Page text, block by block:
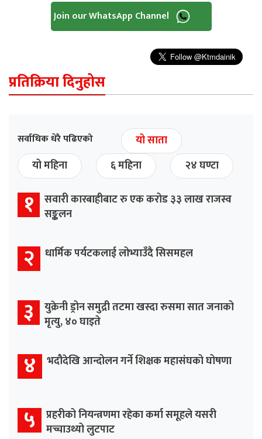
Join our WhatsApp Channel
प्रतिक्रिया दिनुहोस
सर्वाधिक धेरै पढिएको
यो साता
यो महिना
६ महिना २४ घण्टा
१ सवारी कारबाहीबाट रु एक करोड ३३ लाख राजस्व
सङ्कलन
२ धार्मिक पर्यटकलाई लोभ्याउँदै सिसमहल
३ युक्रेनी ड्रोन समुद्री तटमा खस्दा रुसमा सात जनाको
मृत्यु, ४० घाइते
४ भदौदेखि आन्दोलन गर्ने शिक्षक महासंघको घोषणा
५ प्रहरीको नियन्त्रणमा रहेका कर्मा समूहले यसरी
मच्चाउथ्यो लुटपाट